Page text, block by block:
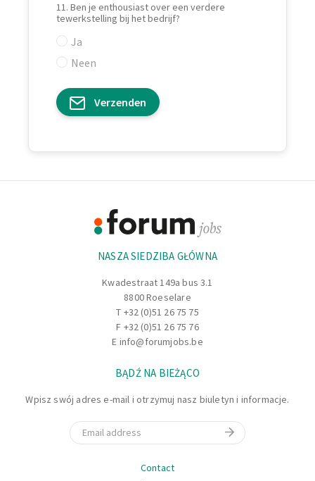
11. Ben je enthousiast over een verdere
tewerkstelling bij het bedrijf?
Ja
Neen
Verzenden
NASZA SIEDZIBA GŁÓWNA
Kwadestraat 149a bus 3.1
8800 Roeselare
T +32 (0)51 26 75 75
F +32 (0)51 26 75 76
E info@forumjobs.be
BĄDŹ NA BIEŻĄCO
Wpisz swój adres e-mail i otrzymuj nasz biuletyn i informacje.
Email
Contact